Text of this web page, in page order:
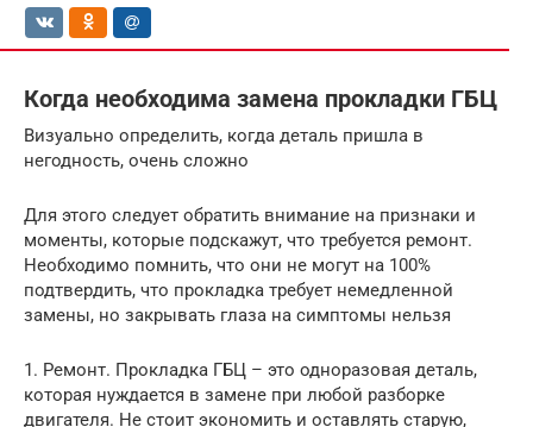
Когда необходима замена прокладки ГБЦ
Визуально определить, когда деталь пришла в
негодность, очень сложно
Для этого следует обратить внимание на признаки и
моменты, которые подскажут, что требуется ремонт.
Необходимо помнить, что они не могут на 100%
подтвердить, что прокладка требует немедленной
замены, но закрывать глаза на симптомы нельзя
1. Ремонт. Прокладка ГБЦ – это одноразовая деталь,
которая нуждается в замене при любой разборке
двигателя. Не стоит экономить и оставлять старую,